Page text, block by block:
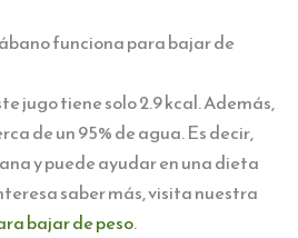
funciona para bajar de
jugo tiene solo 2.9 kcal. Además,
de un 95% de agua. Es decir,
y puede ayudar en una dieta
saber más, visita nuestra
bajar de peso.